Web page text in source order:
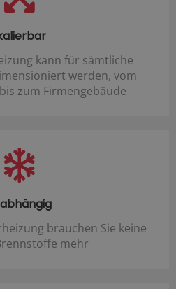
kann für sämtliche
werden, vom
zum Firmengebäude
brauchen Sie keine
mehr